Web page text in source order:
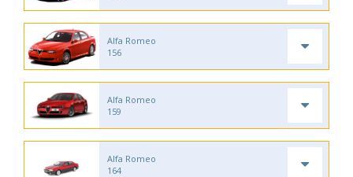
Alfa Romeo
156
Alfa Romeo
159
Alfa Romeo
164